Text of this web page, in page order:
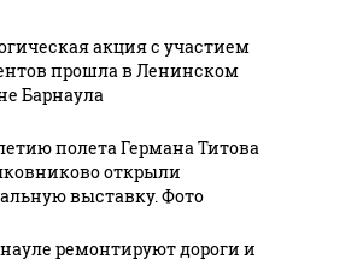
акция с участием
прошла в Ленинском
Барнаула
полета Германа Титова
открыли
выставку. Фото
ремонтируют дороги и